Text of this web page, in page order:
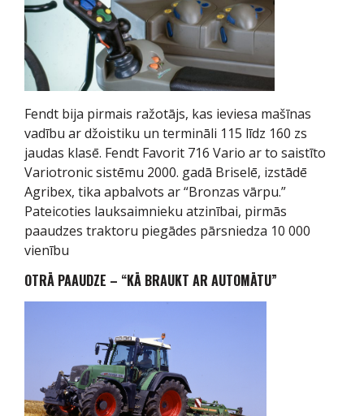
Fendt bija pirmais ražotājs, kas ieviesa mašīnas
vadību ar džoistiku un termināli 115 līdz 160 zs
jaudas klasē. Fendt Favorit 716 Vario ar to saistīto
Variotronic sistēmu 2000. gadā Briselē, izstādē
Agribex, tika apbalvots ar “Bronzas vārpu.”
Pateicoties lauksaimnieku atzinībai, pirmās
paaudzes traktoru piegādes pārsniedza 10 000
vienību
OTRĀ PAAUDZE – “KĀ BRAUKT AR AUTOMĀTU”